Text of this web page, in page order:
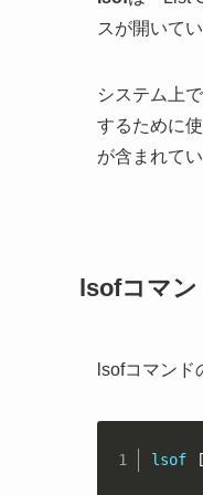
スが開いて
システム上
するために
が含まれてい
lsofコマ
lsofコマン
lsof [